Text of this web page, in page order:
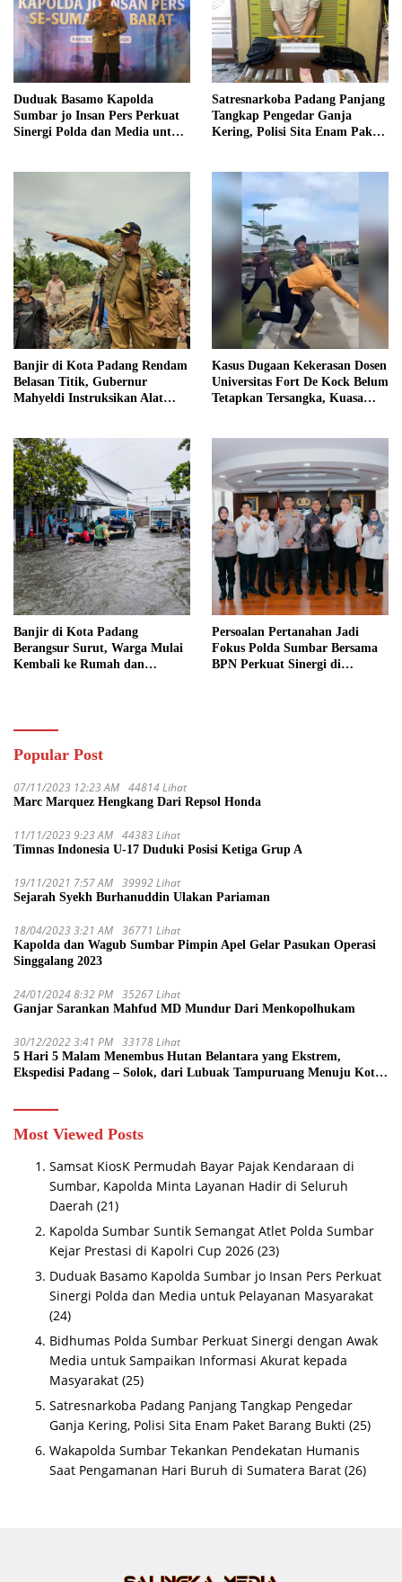
Duduak Basamo Kapolda
Sumbar jo Insan Pers Perkuat
Sinergi Polda dan Media untuk
Satresnarkoba Padang Panjang
Tangkap Pengedar Ganja
Kering, Polisi Sita Enam Paket
Banjir di Kota Padang Rendam
Belasan Titik, Gubernur
Mahyeldi Instruksikan Alat
Kasus Dugaan Kekerasan Dosen
Universitas Fort De Kock Belum
Tetapkan Tersangka, Kuasa
Banjir di Kota Padang
Berangsur Surut, Warga Mulai
Kembali ke Rumah dan
Persoalan Pertanahan Jadi
Fokus Polda Sumbar Bersama
BPN Perkuat Sinergi di
Popular Post
07/11/2023 12:23 AM 44814 Lihat
Marc Marquez Hengkang Dari Repsol Honda
11/11/2023 9:23 AM 44383 Lihat
Timnas Indonesia U-17 Duduki Posisi Ketiga Grup A
19/11/2021 7:57 AM 39992 Lihat
Sejarah Syekh Burhanuddin Ulakan Pariaman
18/04/2023 3:21 AM 36771 Lihat
Kapolda dan Wagub Sumbar Pimpin Apel Gelar Pasukan Operasi
Singgalang 2023
24/01/2024 8:32 PM 35267 Lihat
Ganjar Sarankan Mahfud MD Mundur Dari Menkopolhukam
30/12/2022 3:41 PM 33178 Lihat
5 Hari 5 Malam Menembus Hutan Belantara yang Ekstrem,
Ekspedisi Padang – Solok, dari Lubuak Tampuruang Menuju Koto
Most Viewed Posts
Samsat KiosK Permudah Bayar Pajak Kendaraan di
Sumbar, Kapolda Minta Layanan Hadir di Seluruh
Daerah (21)
Kapolda Sumbar Suntik Semangat Atlet Polda Sumbar
Kejar Prestasi di Kapolri Cup 2026 (23)
Duduak Basamo Kapolda Sumbar jo Insan Pers Perkuat
Sinergi Polda dan Media untuk Pelayanan Masyarakat
(24)
Bidhumas Polda Sumbar Perkuat Sinergi dengan Awak
Media untuk Sampaikan Informasi Akurat kepada
Masyarakat (25)
Satresnarkoba Padang Panjang Tangkap Pengedar
Ganja Kering, Polisi Sita Enam Paket Barang Bukti (25)
Wakapolda Sumbar Tekankan Pendekatan Humanis
Saat Pengamanan Hari Buruh di Sumatera Barat (26)